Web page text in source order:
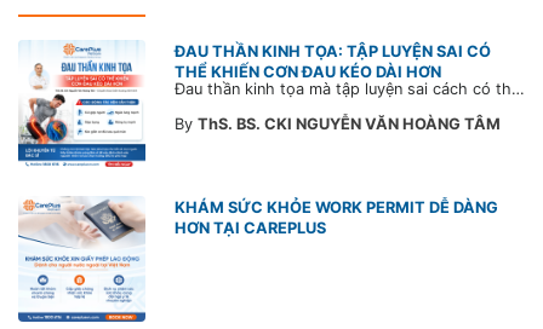
ĐAU THẦN KINH TỌA: TẬP LUYỆN SAI CÓ
THỂ KHIẾN CƠN ĐAU KÉO DÀI HƠN
Đau thần kinh tọa mà tập luyện sai cách có thể khiến cơn đau trở nặng và kéo dài thời gian hồi phục. Tham khảo chia sẻ của Bác sĩ CarePlus để nắm các động tác cần tránh và có góc nhìn đúng về phương pháp điều trị phù hợp trong bài viết sau.
By ThS. BS. CKI NGUYỄN VĂN HOÀNG TÂM
KHÁM SỨC KHỎE WORK PERMIT DỄ DÀNG
HƠN TẠI CAREPLUS